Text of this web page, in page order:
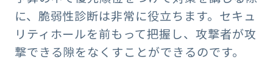
に、脆弱性診断は非常に役立ちます。セキュ
リティホールを前もって把握し、攻撃者が攻
撃できる隙をなくすことができるのです。